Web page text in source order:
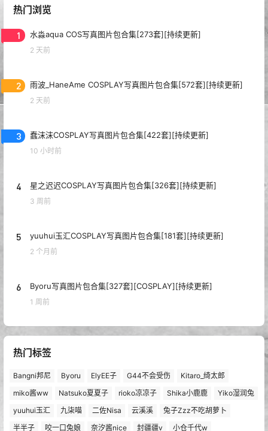
热门浏览
1 水淼aqua COS写真图片包合集[273套][持续更新]
2 天前
2 雨波_HaneAme COSPLAY写真图片包合集[572套][持续更新]
2 天前
3 蠢沫沫COSPLAY写真图片包合集[422套][持续更新]
10 小时前
4 星之迟迟COSPLAY写真图片包合集[326套][持续更新]
3 周前
5 yuuhui玉汇COSPLAY写真图片包合集[181套][持续更新]
2 个月前
6 Byoru写真图片包合集[327套][COSPLAY][持续更新]
1 周前
热门标签
Bangni邦尼 Byoru ElyEE子 G44不会受伤
Kitaro_绮太郎
miko酱ww
Natsuko夏夏子 rioko凉凉子 Shika小鹿鹿
Yiko湿润兔
yuuhui玉汇
九柒喵 二佐Nisa 云溪溪
兔子Zzz不吃胡萝卜
半半子
咬一口兔娘 奈汐酱nice 封疆疆v 小仓千代w